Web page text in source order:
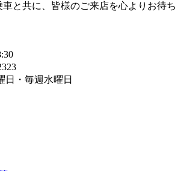
と共に、皆様のご来店を心よりお待ち
日・毎週水曜日